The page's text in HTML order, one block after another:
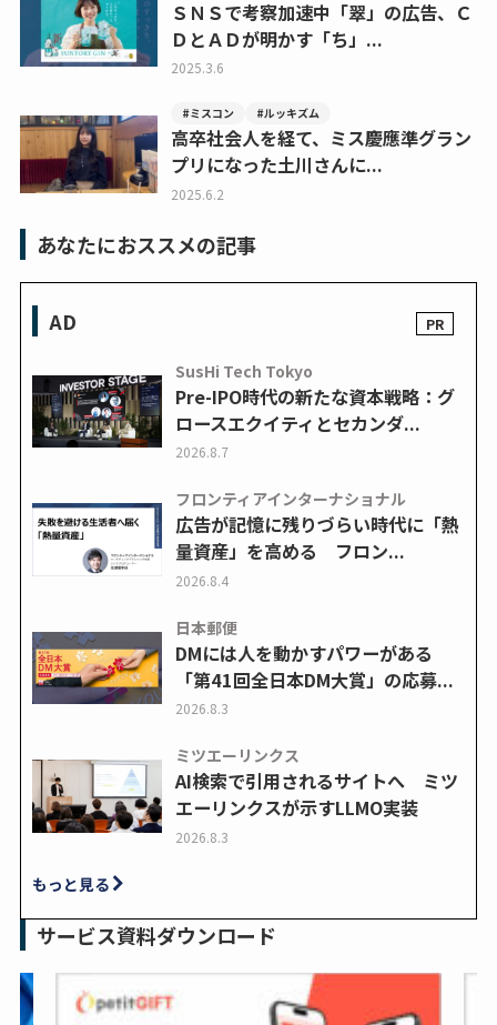
ＳＮＳで考察加速中「翠」の広告、Ｃ
ＤとＡＤが明かす「ち」...
2025.3.6
#ミスコン #ルッキズム
高卒社会人を経て、ミス慶應準グラン
プリになった土川さんに...
2025.6.2
あなたにおススメの記事
AD
SusHi Tech Tokyo
Pre-IPO時代の新たな資本戦略：グ
ロースエクイティとセカンダ...
2026.8.7
フロンティアインターナショナル
広告が記憶に残りづらい時代に「熱
量資産」を高める フロン...
2026.8.4
日本郵便
DMには人を動かすパワーがある
「第41回全日本DM大賞」の応募...
2026.8.3
ミツエーリンクス
AI検索で引用されるサイトへ ミツ
エーリンクスが示すLLMO実装
2026.8.3
もっと見る
サービス資料ダウンロード